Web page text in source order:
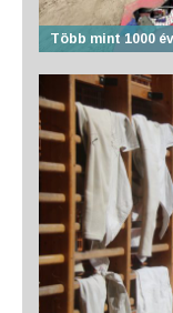
Több mint 1000